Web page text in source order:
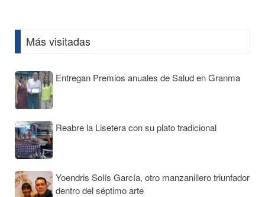
Más visitadas
Entregan Premios anuales de Salud en Granma
Reabre la Lisetera con su plato tradicional
Yoendris Solís García, otro manzanillero triunfador
dentro del séptimo arte